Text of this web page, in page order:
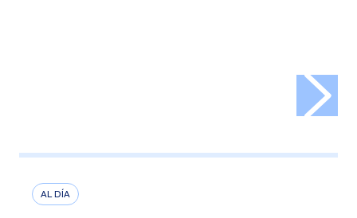
AL DÍA